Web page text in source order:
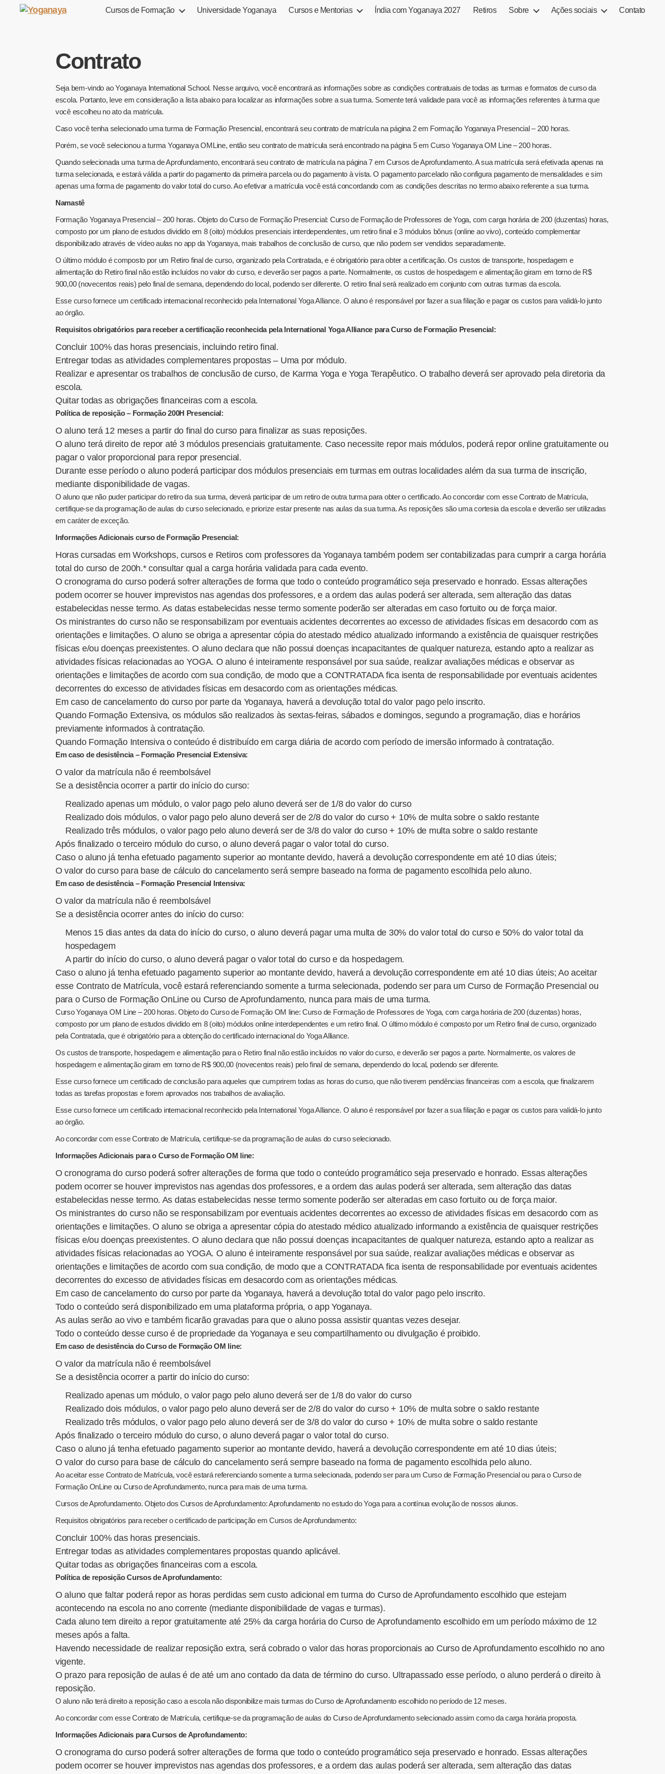
Cursos de Formação Universidade Yoganaya Cursos e Mentorias Índia com Yoganaya 2027 Retiros Sobre Ações sociais Contato
Contrato
Seja bem-vindo ao Yoganaya International School. Nesse arquivo, você encontrará as informações sobre as condições contratuais de todas as turmas e formatos de curso da
escola. Portanto, leve em consideração a lista abaixo para localizar as informações sobre a sua turma. Somente terá validade para você as informações referentes à turma que
você escolheu no ato da matrícula.
Caso você tenha selecionado uma turma de Formação Presencial, encontrará seu contrato de matrícula na página 2 em Formação Yoganaya Presencial – 200 horas.
Porém, se você selecionou a turma Yoganaya OMLine, então seu contrato de matrícula será encontrado na página 5 em Curso Yoganaya OM Line – 200 horas.
Quando selecionada uma turma de Aprofundamento, encontrará seu contrato de matrícula na página 7 em Cursos de Aprofundamento. A sua matrícula será efetivada apenas na
turma selecionada, e estará válida a partir do pagamento da primeira parcela ou do pagamento à vista. O pagamento parcelado não configura pagamento de mensalidades e sim
apenas uma forma de pagamento do valor total do curso. Ao efetivar a matrícula você está concordando com as condições descritas no termo abaixo referente a sua turma.
Namastê
Formação Yoganaya Presencial – 200 horas. Objeto do Curso de Formação Presencial: Curso de Formação de Professores de Yoga, com carga horária de 200 (duzentas) horas,
composto por um plano de estudos dividido em 8 (oito) módulos presenciais interdependentes, um retiro final e 3 módulos bônus (online ao vivo), conteúdo complementar
disponibilizado através de vídeo aulas no app da Yoganaya, mais trabalhos de conclusão de curso, que não podem ser vendidos separadamente.
O último módulo é composto por um Retiro final de curso, organizado pela Contratada, e é obrigatório para obter a certificação. Os custos de transporte, hospedagem e
alimentação do Retiro final não estão incluídos no valor do curso, e deverão ser pagos a parte. Normalmente, os custos de hospedagem e alimentação giram em torno de R$
900,00 (novecentos reais) pelo final de semana, dependendo do local, podendo ser diferente. O retiro final será realizado em conjunto com outras turmas da escola.
Esse curso fornece um certificado internacional reconhecido pela International Yoga Alliance. O aluno é responsável por fazer a sua filiação e pagar os custos para validá-lo junto
ao órgão.
Requisitos obrigatórios para receber a certificação reconhecida pela International Yoga Alliance para Curso de Formação Presencial:
Concluir 100% das horas presenciais, incluindo retiro final.
Entregar todas as atividades complementares propostas – Uma por módulo.
Realizar e apresentar os trabalhos de conclusão de curso, de Karma Yoga e Yoga Terapêutico. O trabalho deverá ser aprovado pela diretoria da
escola.
Quitar todas as obrigações financeiras com a escola.
Política de reposição – Formação 200H Presencial:
O aluno terá 12 meses a partir do final do curso para finalizar as suas reposições.
O aluno terá direito de repor até 3 módulos presenciais gratuitamente. Caso necessite repor mais módulos, poderá repor online gratuitamente ou
pagar o valor proporcional para repor presencial.
Durante esse período o aluno poderá participar dos módulos presenciais em turmas em outras localidades além da sua turma de inscrição,
mediante disponibilidade de vagas.
O aluno que não puder participar do retiro da sua turma, deverá participar de um retiro de outra turma para obter o certificado. Ao concordar com esse Contrato de Matrícula,
certifique-se da programação de aulas do curso selecionado, e priorize estar presente nas aulas da sua turma. As reposições são uma cortesia da escola e deverão ser utilizadas
em caráter de exceção.
Informações Adicionais curso de Formação Presencial:
Horas cursadas em Workshops, cursos e Retiros com professores da Yoganaya também podem ser contabilizadas para cumprir a carga horária
total do curso de 200h.* consultar qual a carga horária validada para cada evento.
O cronograma do curso poderá sofrer alterações de forma que todo o conteúdo programático seja preservado e honrado. Essas alterações
podem ocorrer se houver imprevistos nas agendas dos professores, e a ordem das aulas poderá ser alterada, sem alteração das datas
estabelecidas nesse termo. As datas estabelecidas nesse termo somente poderão ser alteradas em caso fortuito ou de força maior.
Os ministrantes do curso não se responsabilizam por eventuais acidentes decorrentes ao excesso de atividades físicas em desacordo com as
orientações e limitações. O aluno se obriga a apresentar cópia do atestado médico atualizado informando a existência de quaisquer restrições
físicas e/ou doenças preexistentes. O aluno declara que não possui doenças incapacitantes de qualquer natureza, estando apto a realizar as
atividades físicas relacionadas ao YOGA. O aluno é inteiramente responsável por sua saúde, realizar avaliações médicas e observar as
orientações e limitações de acordo com sua condição, de modo que a CONTRATADA fica isenta de responsabilidade por eventuais acidentes
decorrentes do excesso de atividades físicas em desacordo com as orientações médicas.
Em caso de cancelamento do curso por parte da Yoganaya, haverá a devolução total do valor pago pelo inscrito.
Quando Formação Extensiva, os módulos são realizados às sextas-feiras, sábados e domingos, segundo a programação, dias e horários
previamente informados à contratação.
Quando Formação Intensiva o conteúdo é distribuído em carga diária de acordo com período de imersão informado à contratação.
Em caso de desistência – Formação Presencial Extensiva:
O valor da matrícula não é reembolsável
Se a desistência ocorrer a partir do início do curso:
Realizado apenas um módulo, o valor pago pelo aluno deverá ser de 1/8 do valor do curso
Realizado dois módulos, o valor pago pelo aluno deverá ser de 2/8 do valor do curso + 10% de multa sobre o saldo restante
Realizado três módulos, o valor pago pelo aluno deverá ser de 3/8 do valor do curso + 10% de multa sobre o saldo restante
Após finalizado o terceiro módulo do curso, o aluno deverá pagar o valor total do curso.
Caso o aluno já tenha efetuado pagamento superior ao montante devido, haverá a devolução correspondente em até 10 dias úteis;
O valor do curso para base de cálculo do cancelamento será sempre baseado na forma de pagamento escolhida pelo aluno.
Em caso de desistência – Formação Presencial Intensiva:
O valor da matrícula não é reembolsável
Se a desistência ocorrer antes do início do curso:
Menos 15 dias antes da data do início do curso, o aluno deverá pagar uma multa de 30% do valor total do curso e 50% do valor total da
hospedagem
A partir do início do curso, o aluno deverá pagar o valor total do curso e da hospedagem.
Caso o aluno já tenha efetuado pagamento superior ao montante devido, haverá a devolução correspondente em até 10 dias úteis; Ao aceitar
esse Contrato de Matrícula, você estará referenciando somente a turma selecionada, podendo ser para um Curso de Formação Presencial ou
para o Curso de Formação OnLine ou Curso de Aprofundamento, nunca para mais de uma turma.
Curso Yoganaya OM Line – 200 horas. Objeto do Curso de Formação OM line: Curso de Formação de Professores de Yoga, com carga horária de 200 (duzentas) horas,
composto por um plano de estudos dividido em 8 (oito) módulos online interdependentes e um retiro final. O último módulo é composto por um Retiro final de curso, organizado
pela Contratada, que é obrigatório para a obtenção do certificado internacional do Yoga Alliance.
Os custos de transporte, hospedagem e alimentação para o Retiro final não estão incluídos no valor do curso, e deverão ser pagos a parte. Normalmente, os valores de
hospedagem e alimentação giram em torno de R$ 900,00 (novecentos reais) pelo final de semana, dependendo do local, podendo ser diferente.
Esse curso fornece um certificado de conclusão para aqueles que cumprirem todas as horas do curso, que não tiverem pendências financeiras com a escola, que finalizarem
todas as tarefas propostas e forem aprovados nos trabalhos de avaliação.
Esse curso fornece um certificado internacional reconhecido pela International Yoga Alliance. O aluno é responsável por fazer a sua filiação e pagar os custos para validá-lo junto
ao órgão.
Ao concordar com esse Contrato de Matrícula, certifique-se da programação de aulas do curso selecionado.
Informações Adicionais para o Curso de Formação OM line:
O cronograma do curso poderá sofrer alterações de forma que todo o conteúdo programático seja preservado e honrado. Essas alterações
podem ocorrer se houver imprevistos nas agendas dos professores, e a ordem das aulas poderá ser alterada, sem alteração das datas
estabelecidas nesse termo. As datas estabelecidas nesse termo somente poderão ser alteradas em caso fortuito ou de força maior.
Os ministrantes do curso não se responsabilizam por eventuais acidentes decorrentes ao excesso de atividades físicas em desacordo com as
orientações e limitações. O aluno se obriga a apresentar cópia do atestado médico atualizado informando a existência de quaisquer restrições
físicas e/ou doenças preexistentes. O aluno declara que não possui doenças incapacitantes de qualquer natureza, estando apto a realizar as
atividades físicas relacionadas ao YOGA. O aluno é inteiramente responsável por sua saúde, realizar avaliações médicas e observar as
orientações e limitações de acordo com sua condição, de modo que a CONTRATADA fica isenta de responsabilidade por eventuais acidentes
decorrentes do excesso de atividades físicas em desacordo com as orientações médicas.
Em caso de cancelamento do curso por parte da Yoganaya, haverá a devolução total do valor pago pelo inscrito.
Todo o conteúdo será disponibilizado em uma plataforma própria, o app Yoganaya.
As aulas serão ao vivo e também ficarão gravadas para que o aluno possa assistir quantas vezes desejar.
Todo o conteúdo desse curso é de propriedade da Yoganaya e seu compartilhamento ou divulgação é proibido.
Em caso de desistência do Curso de Formação OM line:
O valor da matrícula não é reembolsável
Se a desistência ocorrer a partir do início do curso:
Realizado apenas um módulo, o valor pago pelo aluno deverá ser de 1/8 do valor do curso
Realizado dois módulos, o valor pago pelo aluno deverá ser de 2/8 do valor do curso + 10% de multa sobre o saldo restante
Realizado três módulos, o valor pago pelo aluno deverá ser de 3/8 do valor do curso + 10% de multa sobre o saldo restante
Após finalizado o terceiro módulo do curso, o aluno deverá pagar o valor total do curso.
Caso o aluno já tenha efetuado pagamento superior ao montante devido, haverá a devolução correspondente em até 10 dias úteis;
O valor do curso para base de cálculo do cancelamento será sempre baseado na forma de pagamento escolhida pelo aluno.
Ao aceitar esse Contrato de Matrícula, você estará referenciando somente a turma selecionada, podendo ser para um Curso de Formação Presencial ou para o Curso de
Formação OnLine ou Curso de Aprofundamento, nunca para mais de uma turma.
Cursos de Aprofundamento. Objeto dos Cursos de Aprofundamento: Aprofundamento no estudo do Yoga para a contínua evolução de nossos alunos.
Requisitos obrigatórios para receber o certificado de participação em Cursos de Aprofundamento:
Concluir 100% das horas presenciais.
Entregar todas as atividades complementares propostas quando aplicável.
Quitar todas as obrigações financeiras com a escola.
Política de reposição Cursos de Aprofundamento:
O aluno que faltar poderá repor as horas perdidas sem custo adicional em turma do Curso de Aprofundamento escolhido que estejam
acontecendo na escola no ano corrente (mediante disponibilidade de vagas e turmas).
Cada aluno tem direito a repor gratuitamente até 25% da carga horária do Curso de Aprofundamento escolhido em um período máximo de 12
meses após a falta.
Havendo necessidade de realizar reposição extra, será cobrado o valor das horas proporcionais ao Curso de Aprofundamento escolhido no ano
vigente.
O prazo para reposição de aulas é de até um ano contado da data de término do curso. Ultrapassado esse período, o aluno perderá o direito à
reposição.
O aluno não terá direito a reposição caso a escola não disponibilize mais turmas do Curso de Aprofundamento escolhido no período de 12 meses.
Ao concordar com esse Contrato de Matrícula, certifique-se da programação de aulas do Curso de Aprofundamento selecionado assim como da carga horária proposta.
Informações Adicionais para Cursos de Aprofundamento:
O cronograma do curso poderá sofrer alterações de forma que todo o conteúdo programático seja preservado e honrado. Essas alterações
podem ocorrer se houver imprevistos nas agendas dos professores, e a ordem das aulas poderá ser alterada, sem alteração das datas